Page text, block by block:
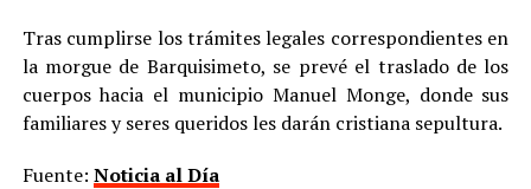
Tras cumplirse los trámites legales correspondientes en
la morgue de Barquisimeto, se prevé el traslado de los
cuerpos hacia el municipio Manuel Monge, donde sus
familiares y seres queridos les darán cristiana sepultura.
Fuente: Noticia al Día